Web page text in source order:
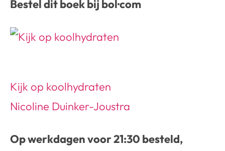
Bestel dit boek bij bol·com
Kijk op koolhydraten
Nicoline Duinker-Joustra
Op werkdagen voor 21:30 besteld,